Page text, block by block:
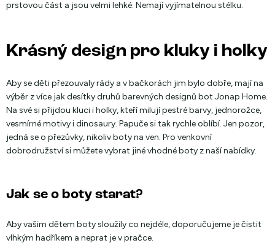
prstovou část a jsou velmi lehké. Nemají vyjímatelnou stélku.
Krásný design pro kluky i holky
Aby se děti přezouvaly rády a v bačkorách jim bylo dobře, mají na
výběr z více jak desítky druhů barevných designů bot Jonap Home.
Na své si přijdou kluci i holky, kteří milují pestré barvy, jednorožce,
vesmírné motivy i dinosaury. Papuče si tak rychle oblíbí. Jen pozor,
jedná se o přezůvky, nikoliv boty na ven. Pro venkovní
dobrodružství si můžete vybrat jiné vhodné boty z naší nabídky.
Jak se o boty starat?
Aby vašim dětem boty sloužily co nejdéle, doporučujeme je čistit
vlhkým hadříkem a neprat je v pračce.